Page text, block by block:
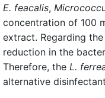
E. feacalis,
concentration of 100
extract. Regarding
reduction in the
Therefore, the L.
alternative